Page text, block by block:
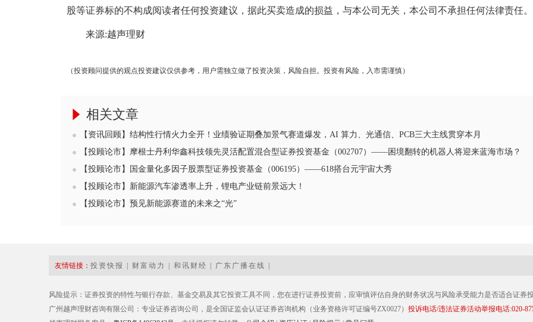
股等证券标的不构成阅读者任何投资建议，据此买卖造成的损益，与本公司无关，本公司不承担任何法律责任
来源:越声理财
（投资顾问提供的观点投资建议仅供参考，用户需独立做了投资决策，风险自担。投资有风险，入市需谨慎）
相关文章
【资讯回顾】结构性行情火力全开！业绩验证期叠加景气赛道爆发，AI 算力、光通信、PCB三大主线贯穿本月
【投顾论市】摩根士丹利华鑫科技领先灵活配置混合型证券投资基金（002707）——困境翻转的机器人将迎来蓝海市场？
【投顾论市】国金量化多因子股票型证券投资基金（006195）——618搭台元宇宙大秀
【投顾论市】新能源汽车渗透率上升，锂电产业链前景远大！
【投顾论市】预见新能源赛道的未来之“光”
友情链接： 投资快报 财富动力 和讯财经 广东广播在线
风险提示：证券投资的特性与银行存款、基金交易及其它投资工具不同，您在进行证券投资前，应审慎评估自身的财务状况与风险承受能力是否适合证券
广州越声理财咨询有限公司：专业证券咨询公司，是全国证监会认证证券咨询机构（业务资格许可证编号ZX0027） 投诉电话/违法证券活动举报电话:020-